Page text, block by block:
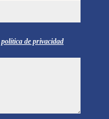
política de privacidad